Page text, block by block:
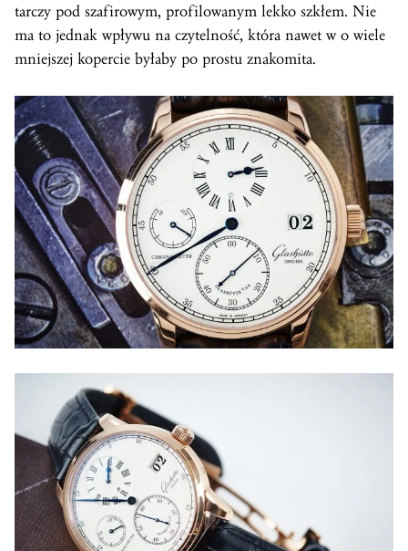
tarczy pod szafirowym, profilowanym lekko szkłem. Nie
ma to jednak wpływu na czytelność, która nawet w o wiele
mniejszej kopercie byłaby po prostu znakomita.